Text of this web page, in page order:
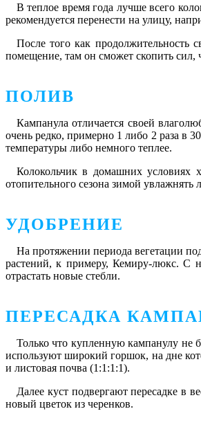
В теплое время года лучше всего
рекомендуется перенести на улицу,
После того как продолжительность
помещение, там он сможет скопить
ПОЛИВ
Кампанула отличается своей
очень редко, примерно 1 либо 2 раза в
температуры либо немного теплее.
Колокольчик в домашних условиях
отопительного сезона зимой увлажнять
УДОБРЕНИЕ
На протяжении периода вегетации
растений, к примеру, Кемиру-люкс. С
отрастать новые стебли.
ПЕРЕСАДКА
Только что купленную кампанулу не
используют широкий горшок, на дне
и листовая почва (1:1:1:1).
Далее куст подвергают пересадке в
новый цветок из черенков.